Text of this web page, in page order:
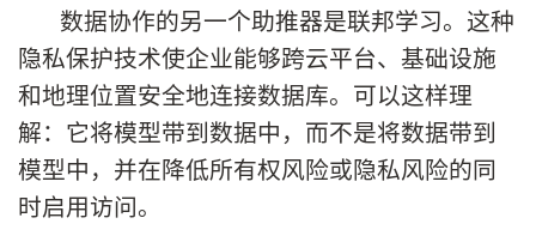
数据协作的另一个助推器是联邦学习。这种
隐私保护技术使企业能够跨云平台、基础设施
和地理位置安全地连接数据库。可以这样理
解：它将模型带到数据中，而不是将数据带到
模型中，并在降低所有权风险或隐私风险的同
时启用访问。